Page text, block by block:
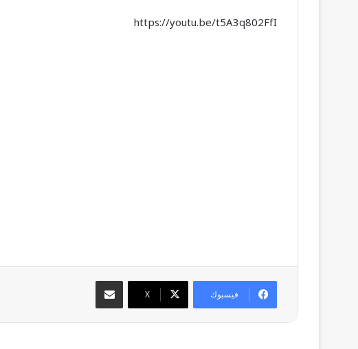
https://youtu.be/t5A3q802FfI
فيسبوك ‫X
مشاركة عبر البريد